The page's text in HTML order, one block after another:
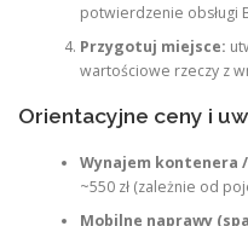
potwierdzenie obsługi
Przygotuj miejsce:
wartościowe rzeczy z
Orientacyjne ceny i
Wynajem kontenera
~550 zł (zależnie od
Mobilne naprawy